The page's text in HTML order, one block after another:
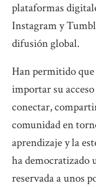
plataformas
Instagram y
difusión global.
Han permitido
importar su
conectar,
comunidad en
aprendizaje y la
ha democratizado
reservada a unos